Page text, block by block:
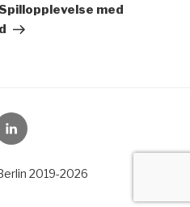
med
LinkedIn
2019-2026